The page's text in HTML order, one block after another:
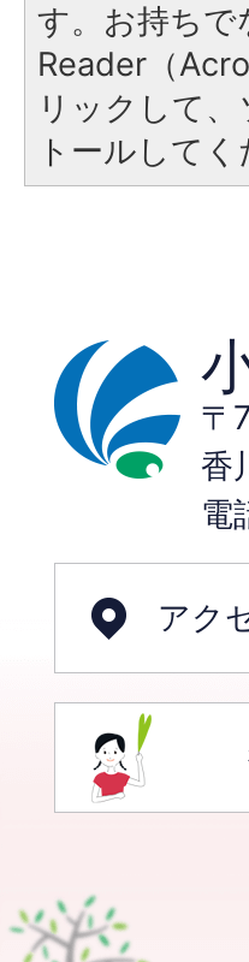
す。お持ち
Reader（
リックして
トールしてく
〒
香
電
アク